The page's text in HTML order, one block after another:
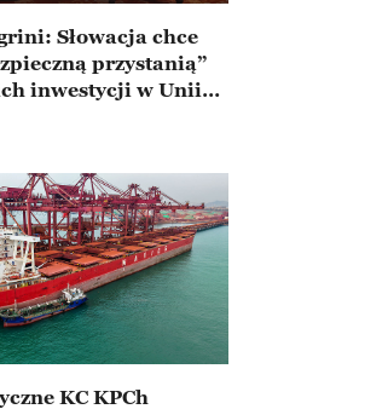
Słowacja chce
przystanią”
inwestycji w Unii
KC KPCh